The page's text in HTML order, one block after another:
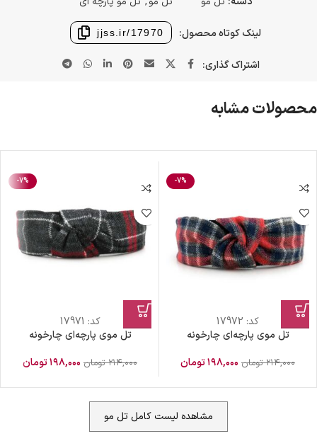
لینک کوتاه محصول: jjss.ir/17970
اشتراک گذاری:
محصولات مشابه
-7%
کد: 17972
تل موی پارچه‌ای چارخونه
۲۱۴,۰۰۰ تومان ۱۹۸,۰۰۰تومان
-7%
کد: 17971
تل موی پارچه‌ای چارخونه
۲۱۴,۰۰۰ تومان ۱۹۸,۰۰۰تومان
مشاهده لیست کامل تل مو